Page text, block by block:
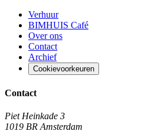
Verhuur
BIMHUIS Café
Over ons
Contact
Archief
Cookievoorkeuren
Contact
Piet Heinkade 3
1019 BR Amsterdam